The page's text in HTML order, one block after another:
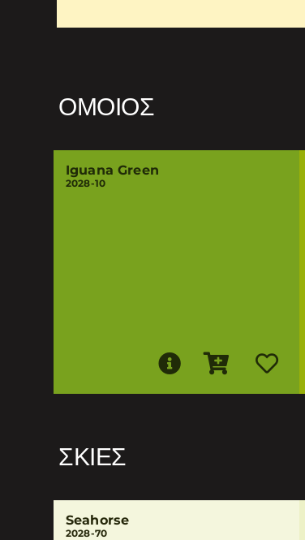
ΌΜΟΙΟΣ
Iguana Green
2028-10
ΣΚΙΈΣ
Seahorse
2028-70